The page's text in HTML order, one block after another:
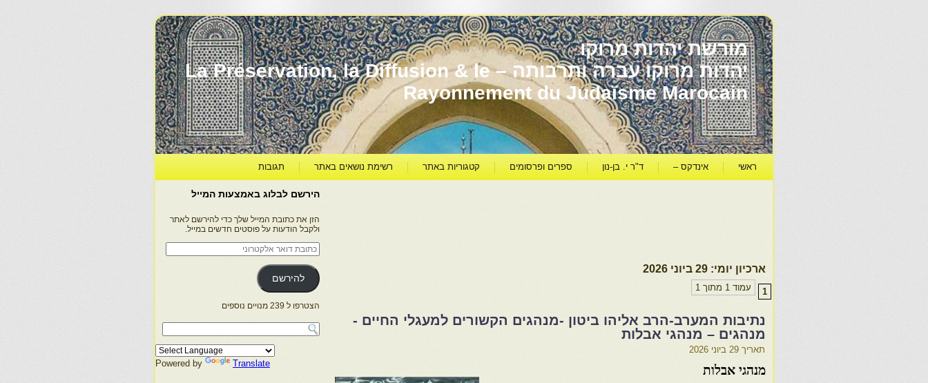
מורשת יהדות מרוקו
יהדות מרוקו עברה ותרבותה – La Préservation, la Diffusion & le
Rayonnement du Judaïsme Marocain
ראשי אינדקס – ד"ר י. בן-נון ספרים ופרסומים קטגוריות באתר רשימת נושאים באתר תגובות
ארכיון יומי: 29 ביוני 2026
עמוד 1 מתוך 1 1
נתיבות המערב-הרב אליהו ביטון -מנהגים הקשורים למעגלי החיים -
מנהגים – מנהגי אבלות
תאריך 29 ביוני 2026
מנהגי אבלות
הירשם לבלוג באמצעות המייל
הזן את כתובת המייל שלך כדי להירשם לאתר
ולקבל הודעות על פוסטים חדשים במייל.
כתובת
דואר
אלקטרוני
להירשם
הצטרפו ל 239 מנויים נוספים
Powered by Translate